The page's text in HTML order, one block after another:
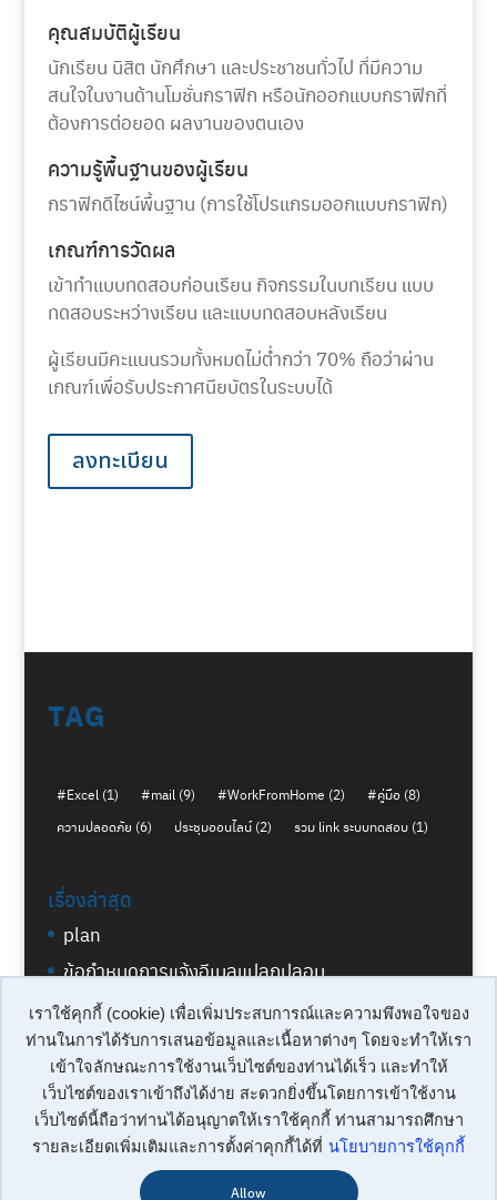
เราใช้คุกกี้ (cookie) เพื่อเพิ่มประสบการณ์และความพึงพอใจของ
ท่านในการได้รับการเสนอข้อมูลและเนื้อหาต่างๆ โดยจะทำให้เรา
เข้าใจลักษณะการใช้งานเว็บไซต์ของท่านได้เร็ว และทำให้
เว็บไซต์ของเราเข้าถึงได้ง่าย สะดวกยิ่งขึ้นโดยการเข้าใช้งาน
เว็บไซต์นี้ถือว่าท่านได้อนุญาตให้เราใช้คุกกี้ ท่านสามารถศึกษา
รายละเอียดเพิ่มเติมและการตั้งค่าคุกกี้ได้ที่ นโยบายการใช้คุกกี้
Allow
คุณสมบัติผู้เรียน
นักเรียน นิสิต นักศึกษา และประชาชนทั่วไป ที่มีความ
สนใจในงานด้านโมชั่นกราฟิก หรือนักออกแบบกราฟิกที่
ต้องการต่อยอด ผลงานของตนเอง
ความรู้พื้นฐานของผู้เรียน
กราฟิกดีไซน์พื้นฐาน (การใช้โปรแกรมออกแบบกราฟิก)
เกณฑ์การวัดผล
เข้าทำแบบทดสอบก่อนเรียน กิจกรรมในบทเรียน แบบ
ทดสอบระหว่างเรียน และแบบทดสอบหลังเรียน
ผู้เรียนมีคะแนนรวมทั้งหมดไม่ต่ำกว่า 70% ถือว่าผ่าน
เกณฑ์เพื่อรับประกาศนียบัตรในระบบได้
ลงทะเบียน
TAG
#Excel (1) #mail (9) #WorkFromHome (2) #คู่มือ(8)
ความปลอดภัย (6) ประชุมออนไลน์(2) รวม link ระบบทดสอบ(1)
เรื่องล่าสุด
plan
ข้อกำหนดการแจ้งอีเมลแปลกปลอม
นโยบายการให้บริการของระบบจดหมาย
อิเล็กทรอนิกส์